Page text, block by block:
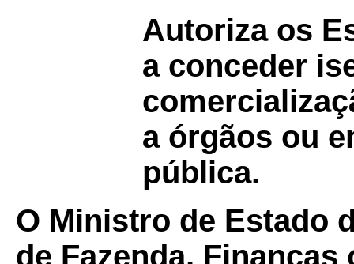
Autoriza os
a conceder
a órgãos ou
pública.
O Ministro de Estado
de Fazenda,